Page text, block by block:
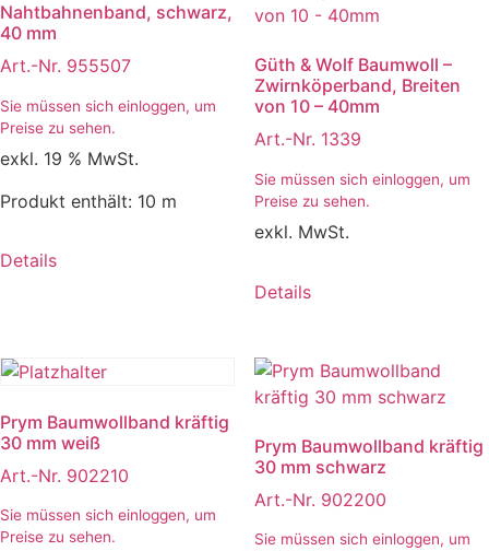
Nahtbahnenband, schwarz,
40 mm
Art.-Nr. 955507
Sie müssen sich einloggen, um
Preise zu sehen.
exkl. 19 % MwSt.
Produkt enthält: 10 m
Details
Güth & Wolf Baumwoll –
Zwirnköperband, Breiten
von 10 – 40mm
Art.-Nr. 1339
Sie müssen sich einloggen, um
Preise zu sehen.
exkl. MwSt.
Details
Prym Baumwollband kräftig
30 mm weiß
Art.-Nr. 902210
Sie müssen sich einloggen, um
Preise zu sehen.
Prym Baumwollband kräftig
30 mm schwarz
Art.-Nr. 902200
Sie müssen sich einloggen, um